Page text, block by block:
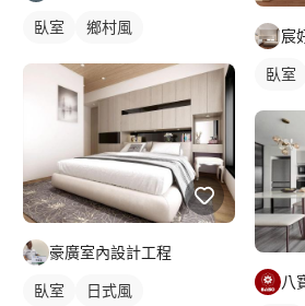
臥室 鄉村風
豪廣室內設計工程
臥室 日式風
宸
臥室
八